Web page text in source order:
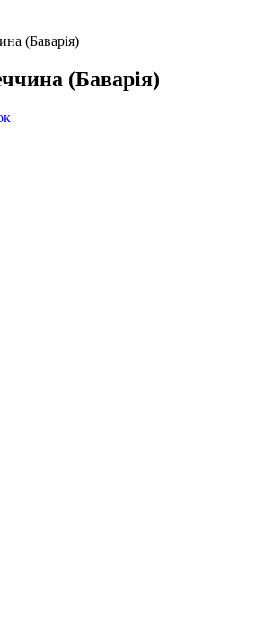
(Баварія)
(Баварія)